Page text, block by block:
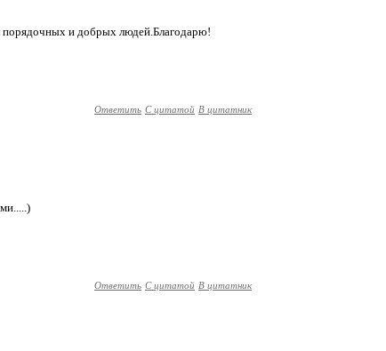
порядочных и добрых людей.Благодарю!
Ответить С цитатой В цитатник
Ответить С цитатой В цитатник